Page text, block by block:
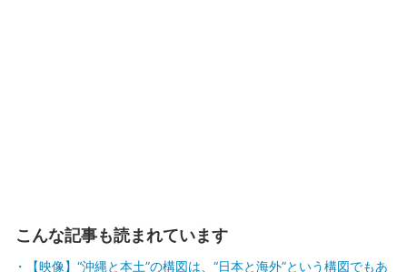
こんな記事も読まれています
【映像】“沖縄と本土”の構図は、“日本と海外”という構図でもあ